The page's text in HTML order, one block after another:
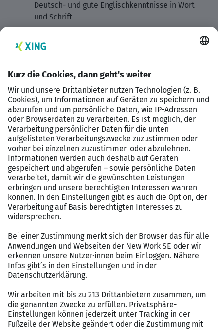
Deutsch- und gute Englischkenntnisse in Wort
und Schrift
Das sind Ihre Benefits bei diesem
Einen TOP-Arbeitgeber mit
Sie sich wohlfühlen werden und bei dem die
Kommunikation auf AugenhöheTeil der
Unternehmensphilosophie ist
EineSAP-Mannschaftmit echtemTeamgeist, in
welcher sich jeder einbringt und man sich
gegenseitig tatkräftig unterstützt
Vielfältige SAP-Optimierungs-, -Harmonisierungs-
&SAP-Einführungs- und Roll-Out-Projekte
unterschiedlichen Kunden
Moderne SAP-Technologien&
Methodenkompetenzsowie einehohe
Wertschätzungfür Ihre Arbeit
Kontinuierliche Weiterbildungen und die Auswahl
aus einemTrainingskatalog mit über 300
Schulungen